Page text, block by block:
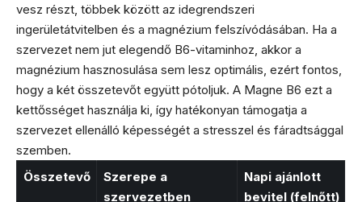
vesz részt, többek között az idegrendszeri
ingerületátvitelben és a magnézium felszívódásában. Ha a
szervezet nem jut elegendő B6-vitaminhoz, akkor a
magnézium hasznosulása sem lesz optimális, ezért fontos,
hogy a két összetevőt együtt pótoljuk. A Magne B6 ezt a
kettősséget használja ki, így hatékonyan támogatja a
szervezet ellenálló képességét a stresszel és fáradtsággal
szemben.
Összetevő
Szerepe a
szervezetben
Napi ajánlott
bevitel (felnőtt)